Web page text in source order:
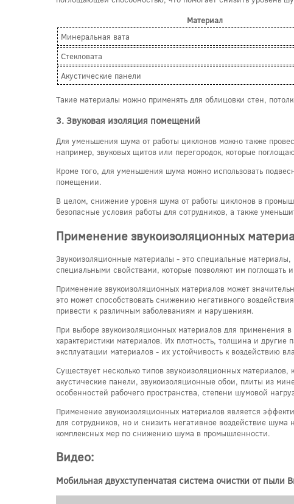
Материал
Минеральная вата
Стекловата
Акустические панели
Такие материалы можно применять для облицовки стен,
3. Звуковая изоляция помещений
Для уменьшения шума от работы циклонов можно также
например, звуковых щитов или перегородок, которые
Кроме того, для уменьшения шума можно использовать
помещении.
В целом, снижение уровня шума от работы циклонов в
безопасные условия работы для сотрудников, а также
Применение звукоизоляционных
Звукоизоляционные материалы - это специальные
специальными свойствами, которые позволяют им поглощать
Применение звукоизоляционных материалов может
это может способствовать снижению негативного
привести к различным заболеваниям и нарушениям.
При выборе звукоизоляционных материалов для применения
характеристики материалов. Их плотность, толщина и
эксплуатации материалов - их устойчивость к воздействию
Существует несколько типов звукоизоляционных
акустические панели, звукоизоляционные обои, плиты из
особенностей рабочего пространства, степени шумовой
Применение звукоизоляционных материалов является
для сотрудников, но и снизить негативное воздействие
комплексных мер по снижению шума в промышленности.
Видео:
Мобильная двухступенчатая система очистки от пыли